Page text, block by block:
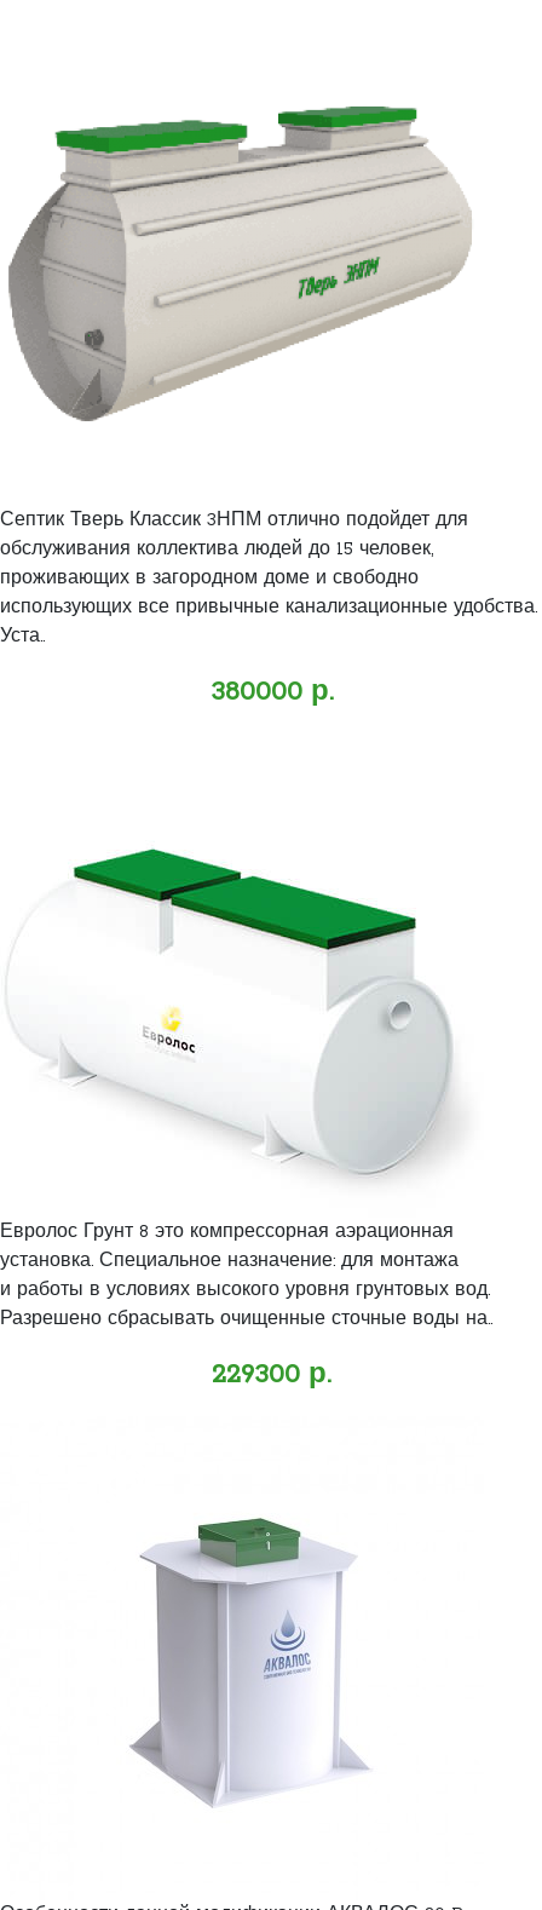
Септик Тверь Классик 3НПМ отлично подойдет для
обслуживания коллектива людей до 15 человек,
проживающих в загородном доме и свободно
использующих все привычные канализационные удобства.
Уста..
380000 р.
Евролос Грунт 8 это компрессорная аэрационная
установка. Специальное назначение: для монтажа
и работы в условиях высокого уровня грунтовых вод.
Разрешено сбрасывать очищенные сточные воды на..
229300 р.